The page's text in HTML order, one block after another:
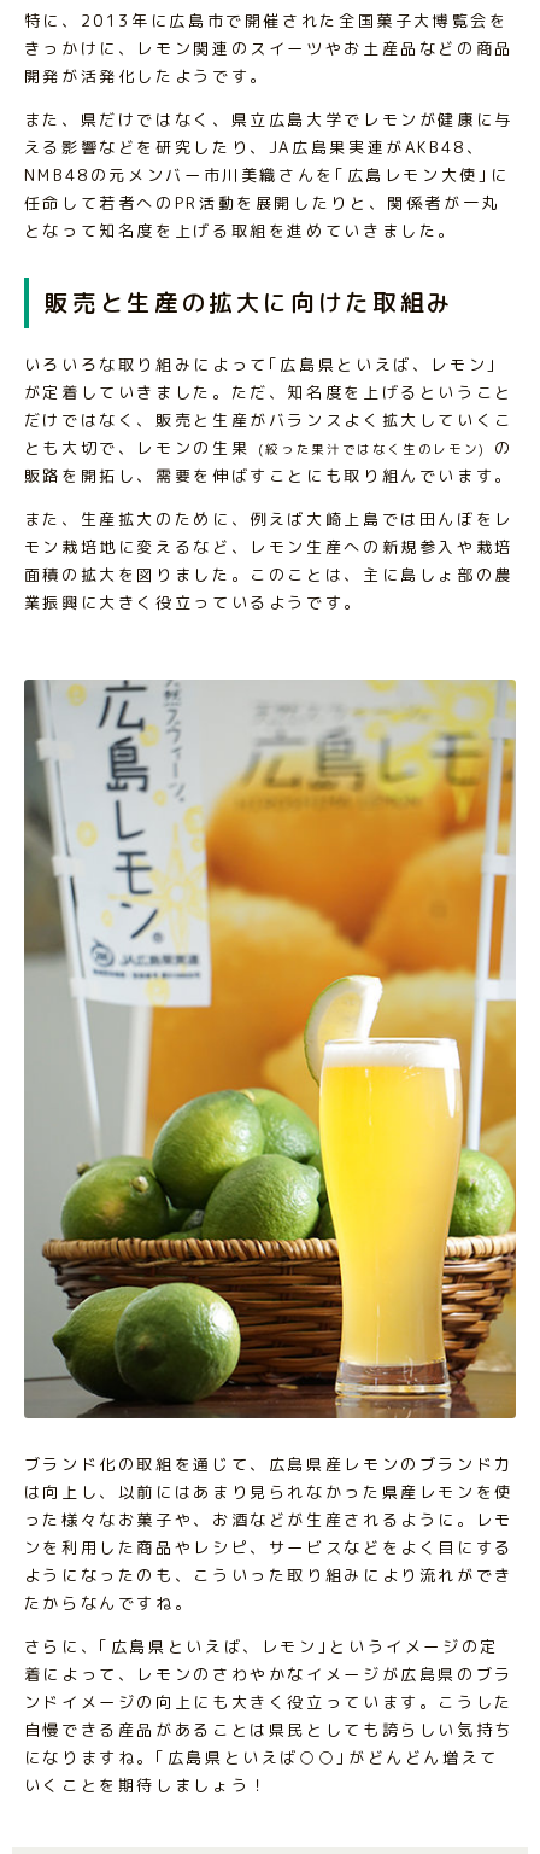
特に、2013年に広島市で開催された全国菓子大博覧会を
きっかけに、レモン関連のスイーツやお土産品などの商品
開発が活発化したようです。
また、県だけではなく、県立広島大学でレモンが健康に与
える影響などを研究したり、JA広島果実連がAKB48、
NMB48の元メンバー市川美織さんを｢広島レモン大使｣に
任命して若者へのPR活動を展開したりと、関係者が一丸
となって知名度を上げる取組を進めていきました。
販売と生産の拡大に向けた取組み
いろいろな取り組みによって｢広島県といえば、レモン｣
が定着していきました。ただ、知名度を上げるということ
だけではなく、販売と生産がバランスよく拡大していくこ
とも大切で、レモンの生果
(絞った果汁ではなく生のレモン)
の
販路を開拓し、需要を伸ばすことにも取り組んでいます。
また、生産拡大のために、例えば大崎上島では田んぼをレ
モン栽培地に変えるなど、レモン生産への新規参入や栽培
面積の拡大を図りました。このことは、主に島しょ部の農
業振興に大きく役立っているようです。
ブランド化の取組を通じて、広島県産レモンのブランド力
は向上し、以前にはあまり見られなかった県産レモンを使
った様々なお菓子や、お酒などが生産されるように。レモ
ンを利用した商品やレシピ、サービスなどをよく目にする
ようになったのも、こういった取り組みにより流れができ
たからなんですね。
さらに、｢広島県といえば、レモン｣というイメージの定
着によって、レモンのさわやかなイメージが広島県のブラ
ンドイメージの向上にも大きく役立っています。こうした
自慢できる産品があることは県民としても誇らしい気持ち
になりますね。｢広島県といえば○○｣がどんどん増えて
いくことを期待しましょう！